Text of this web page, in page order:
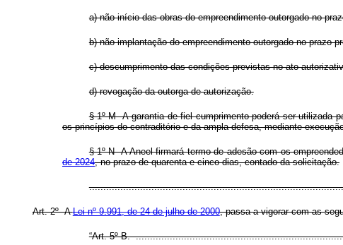
a) não início das obras do empreendimento outorgado no
b) não implantação do empreendimento outorgado no prazo
c) descumprimento das condições previstas no ato
d) revogação da outorga de autorização.
§ 1º-M A garantia de fiel cumprimento poderá ser utilizada
os princípios do contraditório e da ampla defesa, mediante
§ 1º-N A Aneel firmará termo de adesão com os
de 2024, no prazo de quarenta e cinco dias, contado da solicitação.
Art. 2º ALei nº 9.991, de 24 de julho de 2000, passa a vigorar com as
“Art. 5º-B.